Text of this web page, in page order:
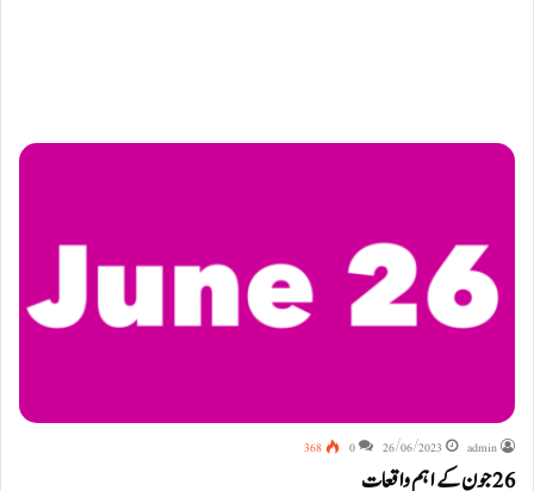
admin
26/06/2023
0
368
26 جون کے اہم واقعات